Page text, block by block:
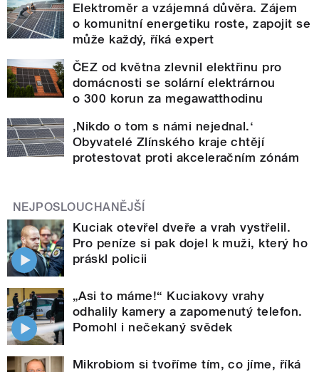
Elektroměr a vzájemná důvěra. Zájem
o komunitní energetiku roste, zapojit se
může každý, říká expert
ČEZ od května zlevnil elektřinu pro
domácnosti se solární elektrárnou
o 300 korun za megawatthodinu
‚Nikdo o tom s námi nejednal.‘
Obyvatelé Zlínského kraje chtějí
protestovat proti akceleračním zónám
NEJPOSLOUCHANĚJŠÍ
Kuciak otevřel dveře a vrah vystřelil.
Pro peníze si pak dojel k muži, který ho
práskl policii
„Asi to máme!“ Kuciakovy vrahy
odhalily kamery a zapomenutý telefon.
Pomohl i nečekaný svědek
Mikrobiom si tvoříme tím, co jíme, říká